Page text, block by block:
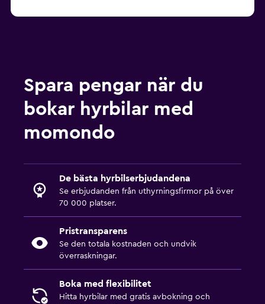
Spara pengar när du
bokar hyrbilar med
momondo
De bästa hyrbilserbjudandena
Se erbjudanden från uthyrningsfirmor på över
70 000 platser.
Pristransparens
Se den totala kostnaden och undvik
överraskningar.
Boka med flexibilitet
Hitta hyrbilar med gratis avbokning och